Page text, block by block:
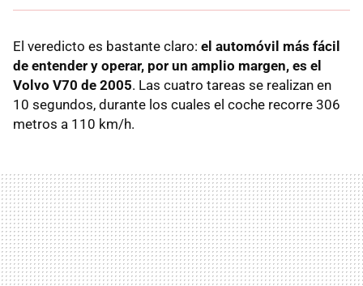
El veredicto es bastante claro: el automóvil más fácil
de entender y operar, por un amplio margen, es el
Volvo V70 de 2005. Las cuatro tareas se realizan en
10 segundos, durante los cuales el coche recorre 306
metros a 110 km/h.